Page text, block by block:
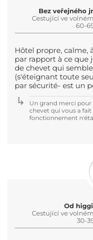
Bez veřejného
Cestující ve
60-
Hôtel propre, calme,
par rapport à ce que
de chevet qui
(s'éteignant toute
par sécurité- est un
Un grand merci
chevet qui vous a
fonctionnement
Od
Cestující ve
30-